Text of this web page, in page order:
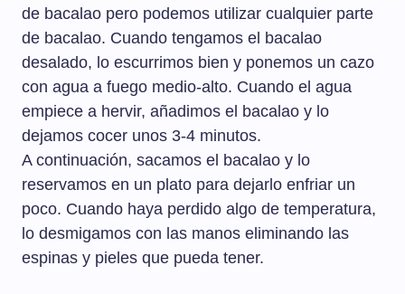
de bacalao pero podemos utilizar cualquier parte
de bacalao. Cuando tengamos el bacalao
desalado, lo escurrimos bien y ponemos un cazo
con agua a fuego medio-alto. Cuando el agua
empiece a hervir, añadimos el bacalao y lo
dejamos cocer unos 3-4 minutos.
A continuación, sacamos el bacalao y lo
reservamos en un plato para dejarlo enfriar un
poco. Cuando haya perdido algo de temperatura,
lo desmigamos con las manos eliminando las
espinas y pieles que pueda tener.